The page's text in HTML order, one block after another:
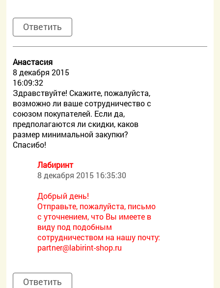
Ответить
Анастасия
8 декабря 2015
16:09:32
Здравствуйте! Скажите, пожалуйста,
возможно ли ваше сотрудничество с
союзом покупателей. Если да,
предполагаются ли скидки, каков
размер минимальной закупки?
Спасибо!
Лабиринт
8 декабря 2015 16:35:30
Добрый день!
Отправьте, пожалуйста, письмо
с уточнением, что Вы имеете в
виду под подобным
сотрудничеством на нашу почту:
partner@labirint-shop.ru
Ответить